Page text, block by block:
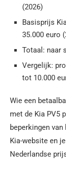
(2026)
Basisprijs
35.000 euro
Totaal: naar
Vergelijk:
tot 10.000
Wie een
met de Kia PV5
beperkingen
Kia-website en
Nederlandse